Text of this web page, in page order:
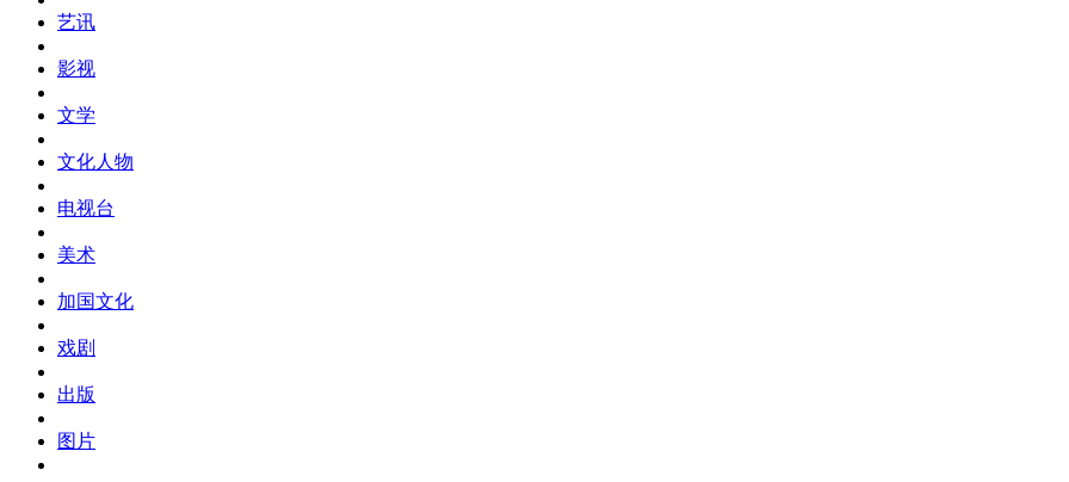
艺讯
影视
文学
文化人物
电视台
美术
加国文化
戏剧
出版
图片